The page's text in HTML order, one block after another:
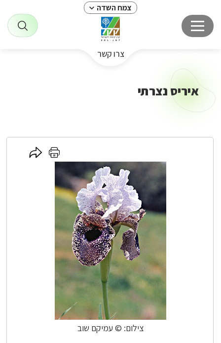
צמח השדה
צרו קשר
איריס נצרתי
צילום: © עמיקם שוב
לחץ
לחץ
כאן